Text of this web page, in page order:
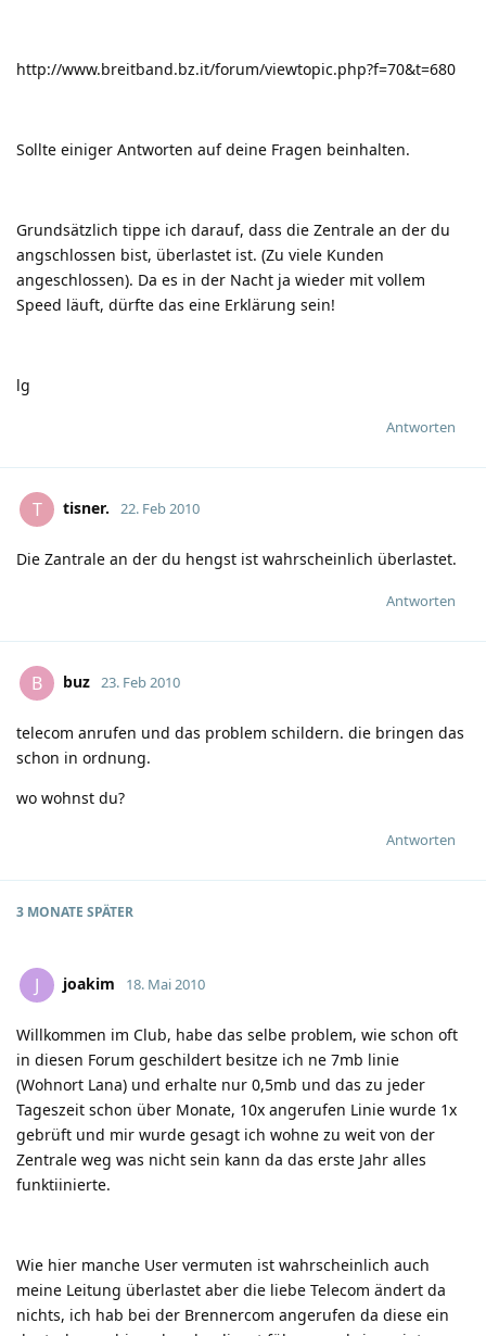
http://www.breitband.bz.it/forum/viewtopic.php?f=70&t=680
Sollte einiger Antworten auf deine Fragen beinhalten.
Grundsätzlich tippe ich darauf, dass die Zentrale an der du
angschlossen bist, überlastet ist. (Zu viele Kunden
angeschlossen). Da es in der Nacht ja wieder mit vollem
Speed läuft, dürfte das eine Erklärung sein!
lg
Antworten
T tisner. 22. Feb 2010
Die Zantrale an der du hengst ist wahrscheinlich überlastet.
Antworten
B buz 23. Feb 2010
telecom anrufen und das problem schildern. die bringen das
schon in ordnung.
wo wohnst du?
Antworten
3 MONATE SPÄTER
J joakim 18. Mai 2010
Willkommen im Club, habe das selbe problem, wie schon oft
in diesen Forum geschildert besitze ich ne 7mb linie
(Wohnort Lana) und erhalte nur 0,5mb und das zu jeder
Tageszeit schon über Monate, 10x angerufen Linie wurde 1x
gebrüft und mir wurde gesagt ich wohne zu weit von der
Zentrale weg was nicht sein kann da das erste Jahr alles
funktiinierte.
Wie hier manche User vermuten ist wahrscheinlich auch
meine Leitung überlastet aber die liebe Telecom ändert da
nichts, ich hab bei der Brennercom angerufen da diese ein